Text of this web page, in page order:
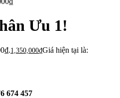
Ưu 1!
1,350,000₫Giá hiện tại là:
674 457